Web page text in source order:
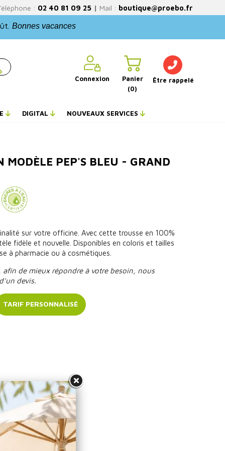
: 02 40 81 09 25 | Mail : boutique@proebo.fr
Bonnes vacances
Connexion
Panier
(0)
Être rappelé
DIGITAL NOUVEAUX SERVICES
MODÈLE PEP'S BLEU - GRAND
sur votre officine. Avec cette trousse en 100%
fidèle et nouvelle. Disponibles en coloris et tailles
à pharmacie ou à cosmétiques.
de mieux répondre à votre besoin, nous
devis.
TARIF PERSONNALISÉ